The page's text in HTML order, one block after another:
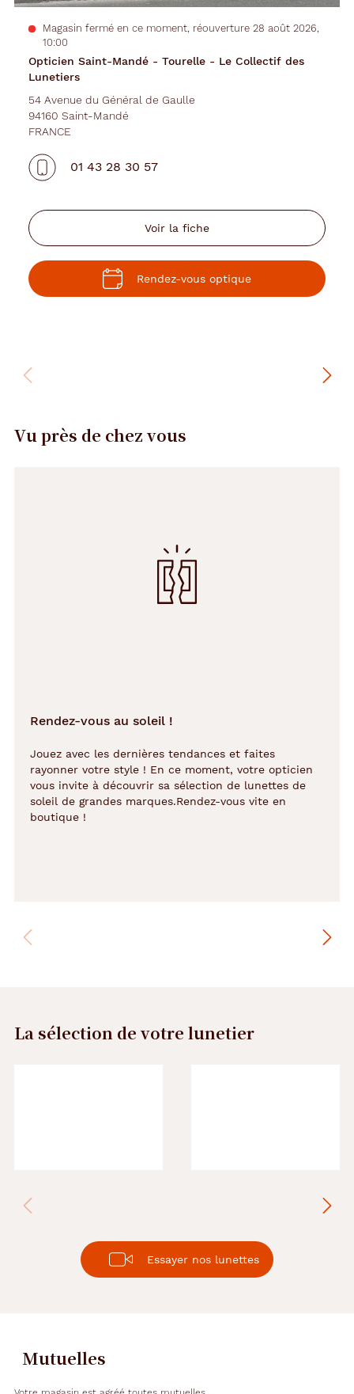
Opticien Saint-Mandé - Tourelle - Le Collectif des
Lunetiers
Magasin fermé en ce moment, réouverture 28 août 2026,
10:00
54 Avenue du Général de Gaulle
94160 Saint-Mandé
FRANCE
01 43 28 30 57
Voir la fiche
Rendez-vous optique
Vu près de chez vous
Rendez-vous au soleil !
Jouez avec les dernières tendances et faites
rayonner votre style ! En ce moment, votre opticien
vous invite à découvrir sa sélection de lunettes de
soleil de grandes marques.Rendez-vous vite en
boutique !
La sélection de votre lunetier
Essayer nos lunettes
Mutuelles